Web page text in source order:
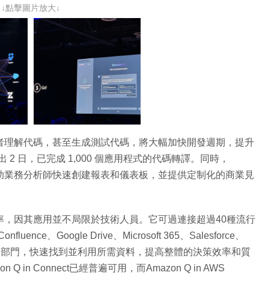
↓點擊圖片放大↓
解代碼，甚至生成測試代碼，將大幅加快開發週期，提升
2 日，已完成 1,000 個應用程式的代碼轉譯。同時，
務分析師快速創建報表和儀表板，並提供定制化的商業見
因其應用並不局限於技術人員。它可過連接超過40種流行
、Google Drive、Microsoft 365、Salesforce、
門，快速找到並利用所需資料，提高整體的決策效率和質
Q in Connect已經普遍可用，而Amazon Q in AWS